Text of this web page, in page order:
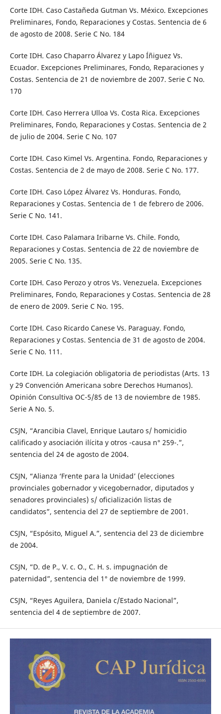
Corte IDH. Caso Castañeda Gutman Vs. México. Excepciones
Preliminares, Fondo, Reparaciones y Costas. Sentencia de 6
de agosto de 2008. Serie C No. 184
Corte IDH. Caso Chaparro Álvarez y Lapo Íñiguez Vs.
Ecuador. Excepciones Preliminares, Fondo, Reparaciones y
Costas. Sentencia de 21 de noviembre de 2007. Serie C No.
170
Corte IDH. Caso Herrera Ulloa Vs. Costa Rica. Excepciones
Preliminares, Fondo, Reparaciones y Costas. Sentencia de 2
de julio de 2004. Serie C No. 107
Corte IDH. Caso Kimel Vs. Argentina. Fondo, Reparaciones y
Costas. Sentencia de 2 de mayo de 2008. Serie C No. 177.
Corte IDH. Caso López Álvarez Vs. Honduras. Fondo,
Reparaciones y Costas. Sentencia de 1 de febrero de 2006.
Serie C No. 141.
Corte IDH. Caso Palamara Iribarne Vs. Chile. Fondo,
Reparaciones y Costas. Sentencia de 22 de noviembre de
2005. Serie C No. 135.
Corte IDH. Caso Perozo y otros Vs. Venezuela. Excepciones
Preliminares, Fondo, Reparaciones y Costas. Sentencia de 28
de enero de 2009. Serie C No. 195.
Corte IDH. Caso Ricardo Canese Vs. Paraguay. Fondo,
Reparaciones y Costas. Sentencia de 31 de agosto de 2004.
Serie C No. 111.
Corte IDH. La colegiación obligatoria de periodistas (Arts. 13
y 29 Convención Americana sobre Derechos Humanos).
Opinión Consultiva OC-5/85 de 13 de noviembre de 1985.
Serie A No. 5.
CSJN, “Arancibia Clavel, Enrique Lautaro s/ homicidio
calificado y asociación ilícita y otros -causa n° 259-.”,
sentencia del 24 de agosto de 2004.
CSJN, “Alianza ‘Frente para la Unidad’ (elecciones
provinciales gobernador y vicegobernador, diputados y
senadores provinciales) s/ oficialización listas de
candidatos”, sentencia del 27 de septiembre de 2001.
CSJN, “Espósito, Miguel A.”, sentencia del 23 de diciembre
de 2004.
CSJN, “D. de P., V. c. O., C. H. s. impugnación de
paternidad”, sentencia del 1° de noviembre de 1999.
CSJN, “Reyes Aguilera, Daniela c/Estado Nacional”,
sentencia del 4 de septiembre de 2007.